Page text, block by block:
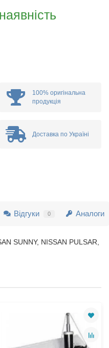
100% оригінальна
продукція
Доставка по Україні
Відгуки 0 Аналоги
SUNNY, NISSAN PULSAR,